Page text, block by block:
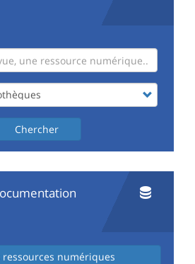
Chercher
ressources numériques